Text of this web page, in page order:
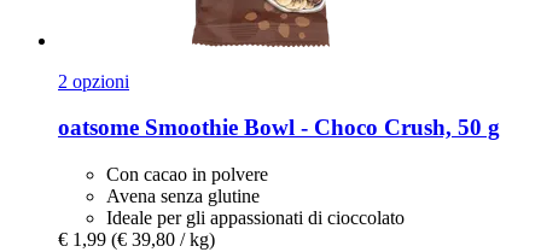
2 opzioni
oatsome Smoothie Bowl -​ Choco Crush, 50 g
Con cacao in polvere
Avena senza glutine
Ideale per gli appassionati di cioccolato
€ 1,99 (€ 39,80 / kg)